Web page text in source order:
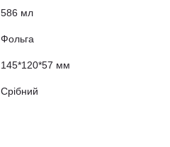
586 мл
Фольга
145*120*57 мм
Срібний